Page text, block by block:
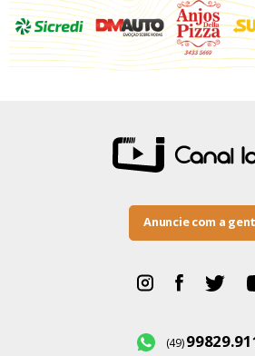
Anuncie com a
(49)